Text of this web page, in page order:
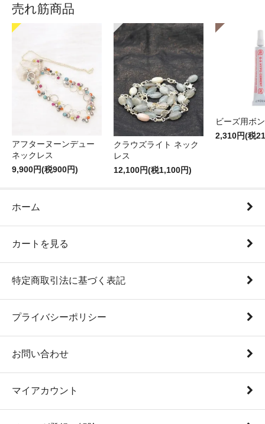
売れ筋商品
アフターヌーンデュー
ネックレス
9,900円(税900円)
クラウズライト ネック
レス
12,100円(税1,100円)
ビーズ用ボ
2,310円(税
ホーム
カートを見る
特定商取引法に基づく表記
プライバシーポリシー
お問い合わせ
マイアカウント